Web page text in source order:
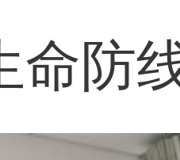
命防